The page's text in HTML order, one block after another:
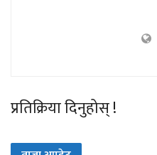
प्रतिक्रिया दिनुहोस् !